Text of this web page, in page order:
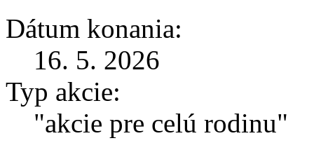
Dátum konania:
16. 5. 2026
Typ akcie:
"akcie pre celú rodinu"